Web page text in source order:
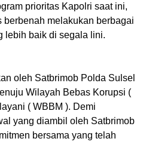
prioritas Kapolri saat ini,
melakukan berbagai
lebih baik di segala lini.
oleh Satbrimob Polda Sulsel
Wilayah Bebas Korupsi (
( WBBM ). Demi
yang diambil oleh Satbrimob
bersama yang telah